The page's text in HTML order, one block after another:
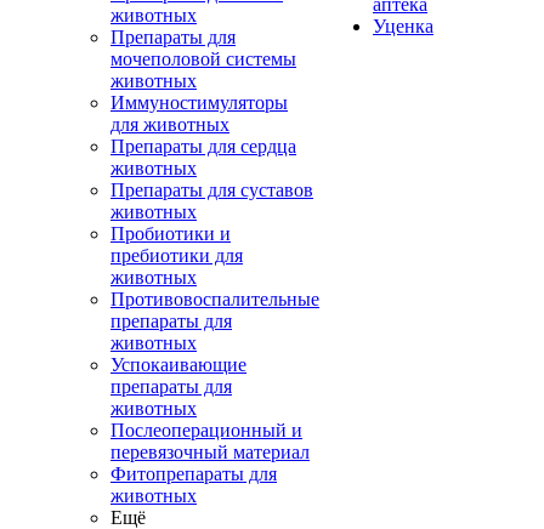
животных
Препараты для
мочеполовой системы
животных
Иммуностимуляторы
для животных
Препараты для сердца
животных
Препараты для суставов
животных
Пробиотики и
пребиотики для
животных
Противовоспалительные
препараты для
животных
Успокаивающие
препараты для
животных
Послеоперационный и
перевязочный материал
Фитопрепараты для
животных
Ещё
аптека
Уценка